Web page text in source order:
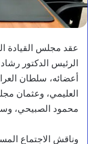
عقد مجلس القيادة
الرئيس الدكتور
أعضائه، سلطان
العليمي، وعثمان
محمود الصبيحي،
وناقش الاجتماع